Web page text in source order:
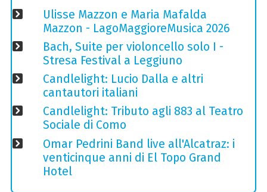
Ulisse Mazzon e Maria Mafalda
Mazzon - LagoMaggioreMusica 2026
Bach, Suite per violoncello solo I -
Stresa Festival a Leggiuno
Candlelight: Lucio Dalla e altri
cantautori italiani
Candlelight: Tributo agli 883 al Teatro
Sociale di Como
Omar Pedrini Band live all'Alcatraz: i
venticinque anni di El Topo Grand
Hotel